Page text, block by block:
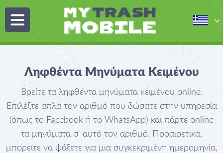
Ληφθέντα Μηνύματα Κειμένου
Βρείτε τα ληφθέντα μηνύματα κειμένου online.
Επιλέξτε απλά τον αριθμό που δώσατε στην υπηρεσία
(όπως το Facebook ή το WhatsApp) και πάρτε online
τα μηνύματα σ' αυτό τον αριθμό. Προαιρετικά,
μπορείτε να ψάξετε για μια συγκεκριμένη ημερομηνία,